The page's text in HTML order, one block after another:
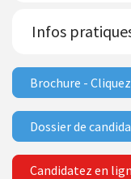
Infos
Brochure -
Dossier de
Candidatez en